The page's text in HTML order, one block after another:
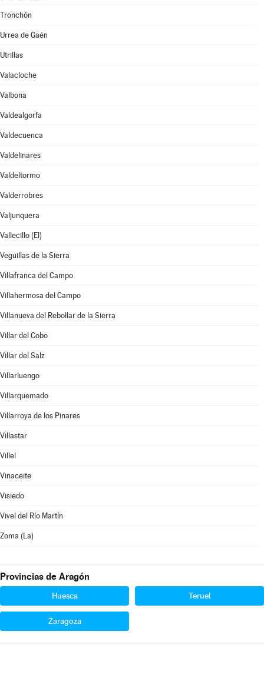
Tronchón
Urrea de Gaén
Utrillas
Valacloche
Valbona
Valdealgorfa
Valdecuenca
Valdelinares
Valdeltormo
Valderrobres
Valjunquera
Vallecillo (El)
Veguillas de la Sierra
Villafranca del Campo
Villahermosa del Campo
Villanueva del Rebollar de la Sierra
Villar del Cobo
Villar del Salz
Villarluengo
Villarquemado
Villarroya de los Pinares
Villastar
Villel
Vinaceite
Visiedo
Vivel del Río Martín
Zoma (La)
Provincias de Aragón
Huesca Teruel
Zaragoza